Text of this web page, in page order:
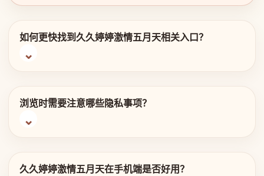
如何更快找到久久婷婷激情五月天相关入口？
浏览时需要注意哪些隐私事项？
久久婷婷激情五月天在手机端是否好用？